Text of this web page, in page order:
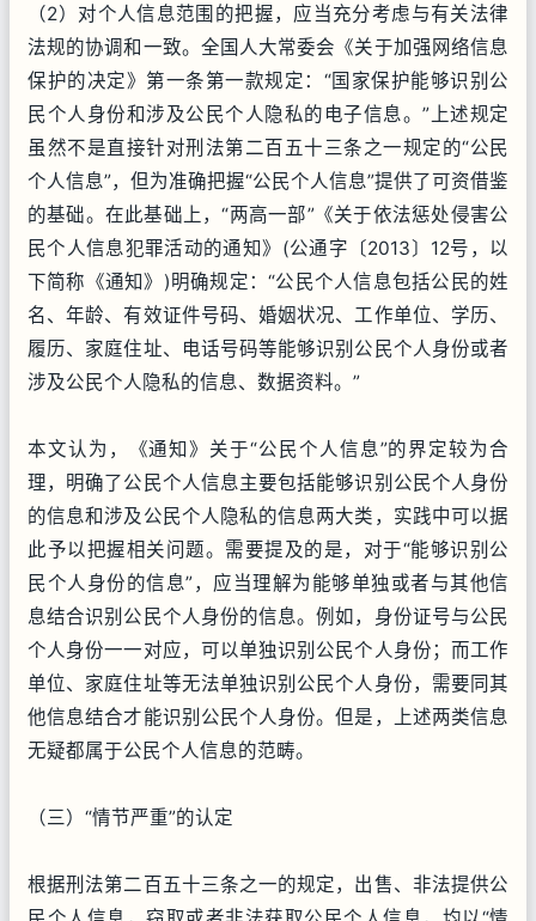
（2）对个人信息范围的把握，应当充分考虑与有关法律
法规的协调和一致。全国人大常委会《关于加强网络信息
保护的决定》第一条第一款规定：“国家保护能够识别公
民个人身份和涉及公民个人隐私的电子信息。”上述规定
虽然不是直接针对刑法第二百五十三条之一规定的“公民
个人信息”，但为准确把握“公民个人信息”提供了可资借鉴
的基础。在此基础上，“两高一部”《关于依法惩处侵害公
民个人信息犯罪活动的通知》(公通字〔2013〕12号，以
下简称《通知》)明确规定：“公民个人信息包括公民的姓
名、年龄、有效证件号码、婚姻状况、工作单位、学历、
履历、家庭住址、电话号码等能够识别公民个人身份或者
涉及公民个人隐私的信息、数据资料。”
本文认为，《通知》关于“公民个人信息”的界定较为合
理，明确了公民个人信息主要包括能够识别公民个人身份
的信息和涉及公民个人隐私的信息两大类，实践中可以据
此予以把握相关问题。需要提及的是，对于“能够识别公
民个人身份的信息”，应当理解为能够单独或者与其他信
息结合识别公民个人身份的信息。例如，身份证号与公民
个人身份一一对应，可以单独识别公民个人身份；而工作
单位、家庭住址等无法单独识别公民个人身份，需要同其
他信息结合才能识别公民个人身份。但是，上述两类信息
无疑都属于公民个人信息的范畴。
（三）“情节严重”的认定
根据刑法第二百五十三条之一的规定，出售、非法提供公